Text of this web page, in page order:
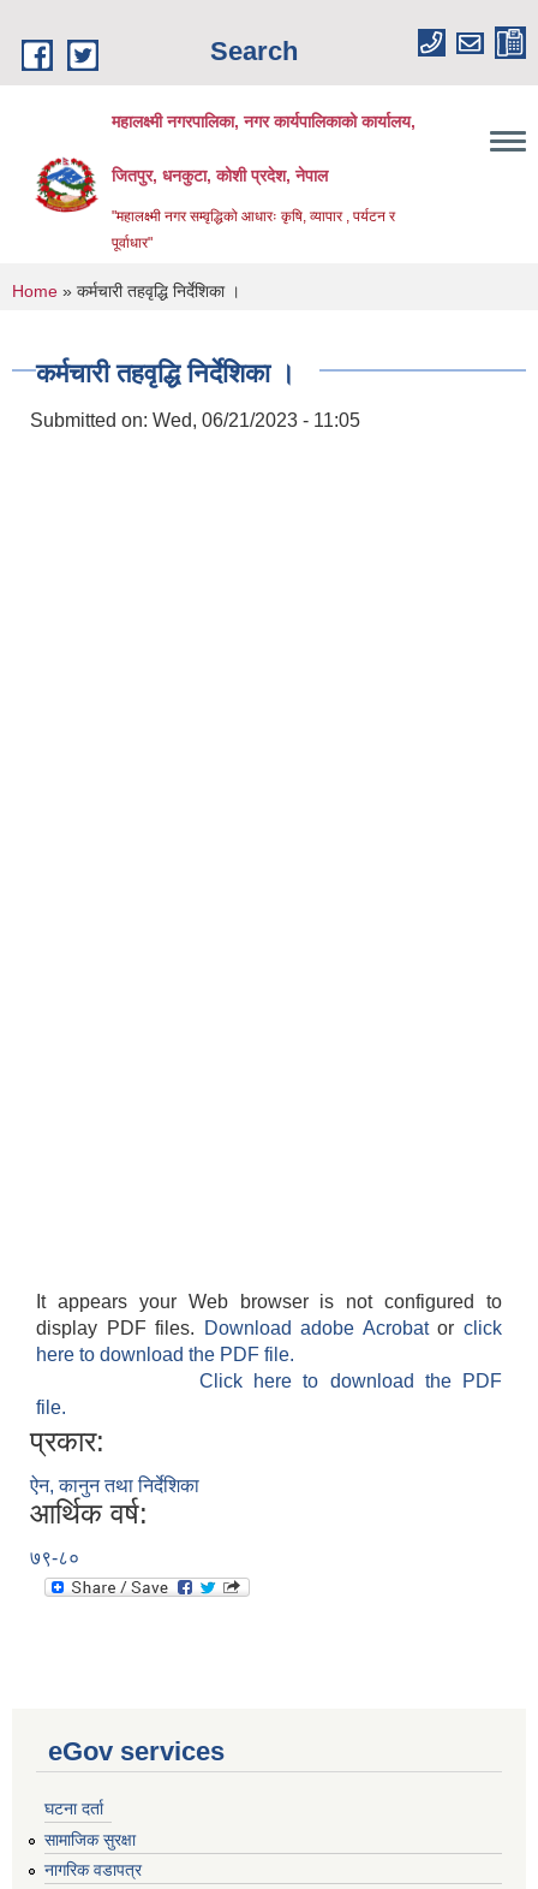
Search
महालक्ष्मी नगरपालिका, नगर कार्यपालिकाको कार्यालय,
जितपुर, धनकुटा, कोशी प्रदेश, नेपाल
"महालक्ष्मी नगर सम्वृद्धिको आधारः कृषि, व्यापार , पर्यटन र
पूर्वाधार"
You are here
Home » कर्मचारी तहवृद्धि निर्देशिका ।
कर्मचारी तहवृद्धि निर्देशिका ।
Submitted on: Wed, 06/21/2023 - 11:05
It appears your Web browser is not configured to
display PDF files.
Download adobe Acrobatorclick
here to download the PDF file.
Click here to download the PDF
file.
प्रकार:
ऐन, कानुन तथा निर्देशिका
आर्थिक वर्ष:
७९-८०
eGov services
घटना दर्ता
सामाजिक सुरक्षा
नागरिक वडापत्र